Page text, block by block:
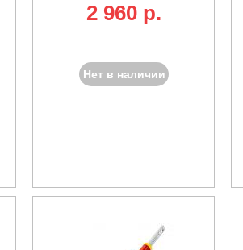
2 960 p.
Нет в наличии